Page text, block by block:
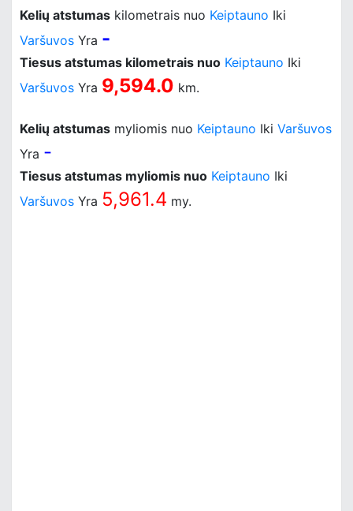
Kelių atstumas kilometrais nuo Keiptauno Iki
Varšuvos Yra -
Tiesus atstumas kilometrais nuo Keiptauno Iki
Varšuvos Yra 9,594.0 km.
Kelių atstumas myliomis nuo Keiptauno Iki Varšuvos
Yra -
Tiesus atstumas myliomis nuo Keiptauno Iki
Varšuvos Yra 5,961.4 my.